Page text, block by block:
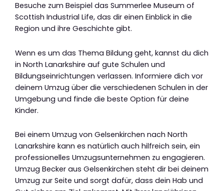
Besuche zum Beispiel das Summerlee Museum of
Scottish Industrial Life, das dir einen Einblick in die
Region und ihre Geschichte gibt.
Wenn es um das Thema Bildung geht, kannst du dich
in North Lanarkshire auf gute Schulen und
Bildungseinrichtungen verlassen. Informiere dich vor
deinem Umzug über die verschiedenen Schulen in der
Umgebung und finde die beste Option für deine
Kinder.
Bei einem Umzug von Gelsenkirchen nach North
Lanarkshire kann es natürlich auch hilfreich sein, ein
professionelles Umzugsunternehmen zu engagieren.
Umzug Becker aus Gelsenkirchen steht dir bei deinem
Umzug zur Seite und sorgt dafür, dass dein Hab und